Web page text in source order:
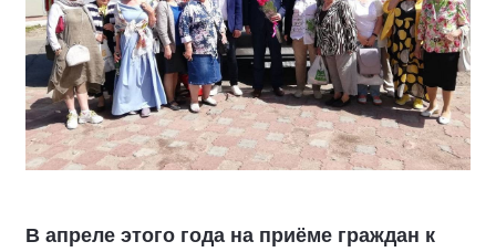
В апреле этого года на приёме граждан к